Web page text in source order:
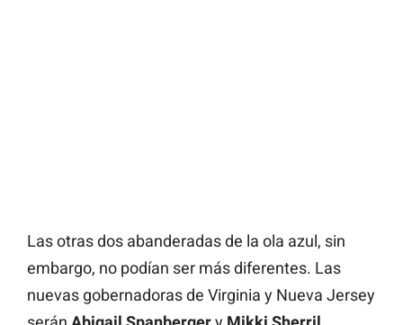
Las otras dos abanderadas de la ola azul, sin
embargo, no podían ser más diferentes. Las
nuevas gobernadoras de Virginia y Nueva Jersey